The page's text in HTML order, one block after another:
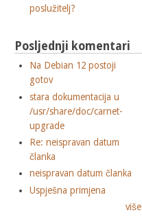
poslužitelj?
Posljednji komentari
Na Debian 12 postoji
gotov
stara dokumentacija u
/usr/share/doc/carnet-
upgrade
Re: neispravan datum
članka
neispravan datum članka
Uspješna primjena
više